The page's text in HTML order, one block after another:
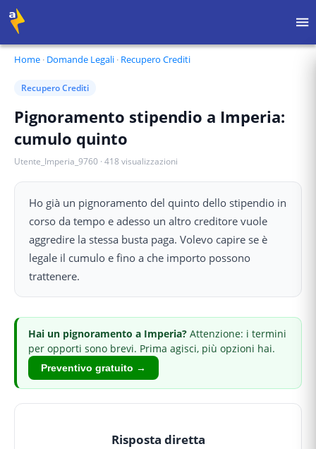
Home · Domande Legali · Recupero Crediti
Recupero Crediti
Pignoramento stipendio a Imperia:
cumulo quinto
Utente_Imperia_9760 · 418 visualizzazioni
Ho già un pignoramento del quinto dello stipendio in
corso da tempo e adesso un altro creditore vuole
aggredire la stessa busta paga. Volevo capire se è
legale il cumulo e fino a che importo possono
trattenere.
Hai un pignoramento a Imperia? Attenzione: i termini
per opporti sono brevi. Prima agisci, più opzioni hai.
Preventivo gratuito →
Risposta diretta